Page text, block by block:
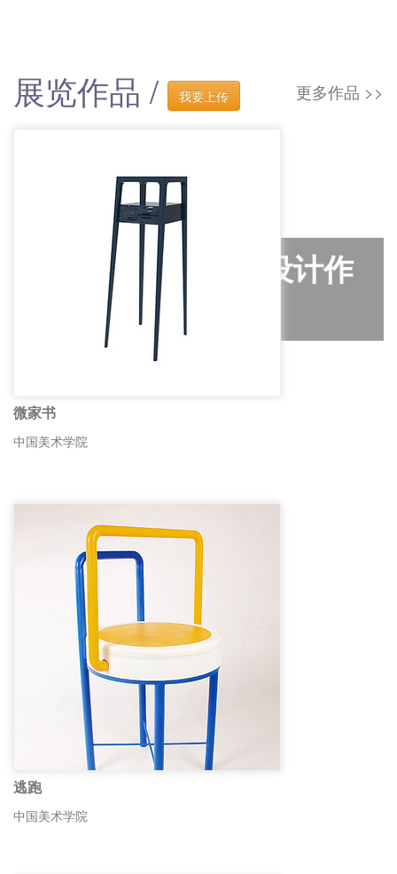
中国美术学院毕业设计作
展览时间：2017 地点：杭州
展览作品 / 我要上传 更多作品 >>
微家书
中国美术学院
逃跑
中国美术学院